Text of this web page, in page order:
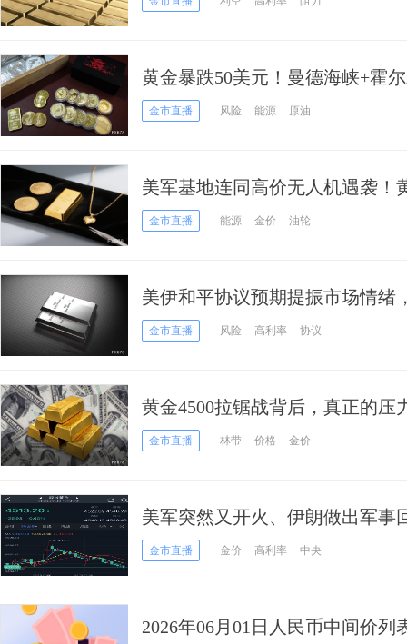
黄金暴跌50美元！曼德海峡+霍
金市直播 风险 能源 原油
美军基地连同高价无人机遇袭！
金市直播 能源 金价 油轮
美伊和平协议预期提振市场情绪
金市直播 风险 高利率 协议
黄金4500拉锯战背后，真正的压
金市直播 林带 价格 金价
美军突然又开火、伊朗做出军事
价一度大跌近32美元 接下来如何
金市直播 金价 高利率 中央
2026年06月01日人民币中间价列